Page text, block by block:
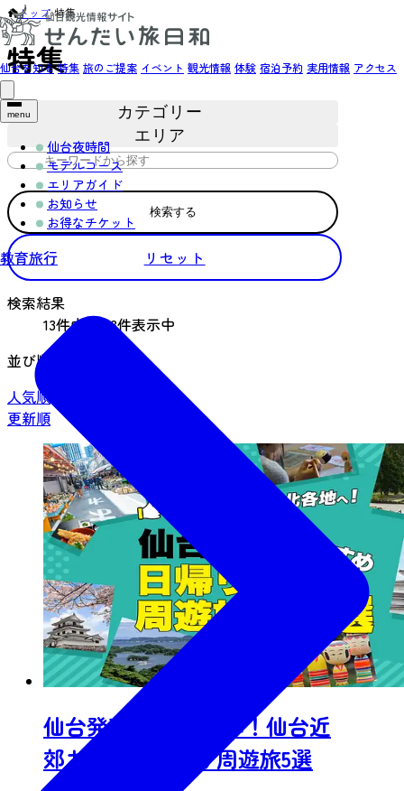
仙台を知る 特集 旅のご提案 イベント 観光情報 体験 宿泊予約 実用情報 アクセス
menu
仙台夜時間
モデルコース
エリアガイド
お知らせ
お得なチケット
教育旅行
トップ›特集
特集
カテゴリー
エリア
検索する
リセット
検索結果
13件中1～13件表示中
並び順
人気順
更新順
仙台発着 東北各地へ！仙台近
郊おすすめ日帰り周遊旅5選